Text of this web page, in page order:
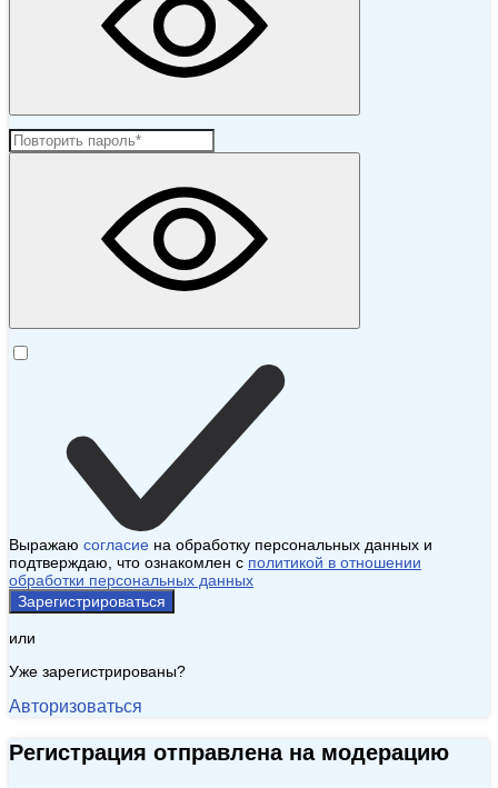
Выражаю согласие на обработку персональных данных и
подтверждаю, что ознакомлен с политикой в отношении
обработки персональных данных
Зарегистрироваться
или
Уже зарегистрированы?
Авторизоваться
Регистрация отправлена на модерацию